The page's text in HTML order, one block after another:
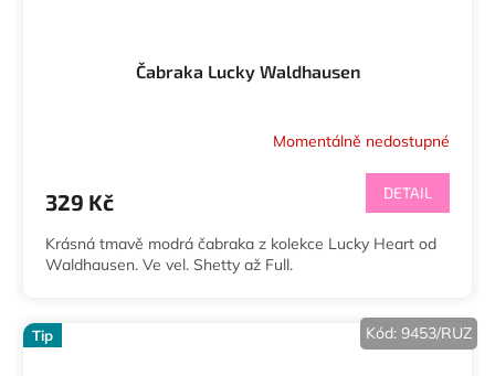
Čabraka Lucky Waldhausen
Momentálně nedostupné
329 Kč DETAIL
Krásná tmavě modrá čabraka z kolekce Lucky Heart od
Waldhausen. Ve vel. Shetty až Full.
Tip Kód: 9453/RUZ